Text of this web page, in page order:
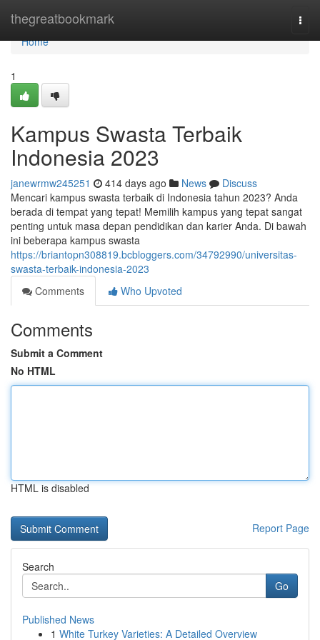
thegreatbookmark
Home
Home
1
Kampus Swasta Terbaik
Indonesia 2023
janewrmw245251 414 days ago News
Discuss
Mencari kampus swasta terbaik di Indonesia tahun 2023? Anda
berada di tempat yang tepat! Memilih kampus yang tepat sangat
penting untuk masa depan pendidikan dan karier Anda. Di bawah
ini beberapa kampus swasta
https://briantopn308819.bcbloggers.com/34792990/universitas-
swasta-terbaik-indonesia-2023
Comments
Who Upvoted
Comments
Submit a Comment
No HTML
HTML is disabled
Report Page
Search
Go
Published News
1 White Turkey Varieties: A Detailed Overview